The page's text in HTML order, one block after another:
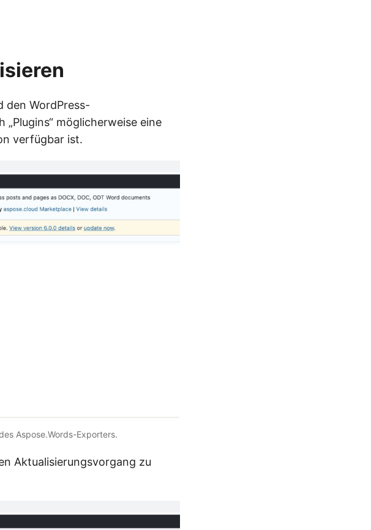
den WordPress-
möglicherweise eine
verfügbar ist.
Aspose.Words-Exporters.
Aktualisierungsvorgang zu